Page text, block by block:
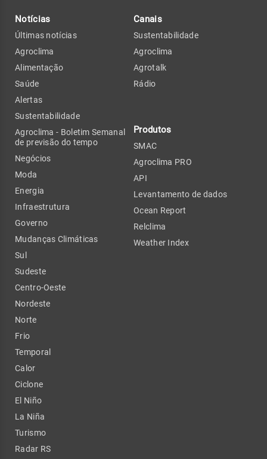
Notícias
Últimas notícias
Agroclima
Alimentação
Saúde
Alertas
Sustentabilidade
Agroclima - Boletim Semanal
de previsão do tempo
Negócios
Moda
Energia
Infraestrutura
Governo
Mudanças Climáticas
Sul
Sudeste
Centro-Oeste
Nordeste
Norte
Frio
Temporal
Calor
Ciclone
El Niño
La Niña
Turismo
Radar RS
Canais
Sustentabilidade
Agroclima
Agrotalk
Rádio
Produtos
SMAC
Agroclima PRO
API
Levantamento de dados
Ocean Report
Relclima
Weather Index